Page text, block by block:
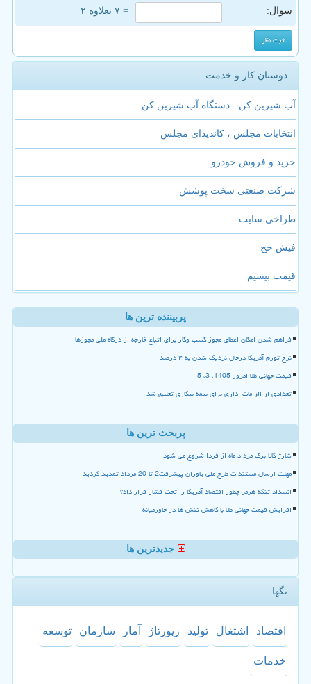
سوال: = ۷ بعلاوه ۲
دوستان کار و خدمت
آب شیرین کن - دستگاه آب شیرین کن
انتخابات مجلس ، کاندیدای مجلس
خرید و فروش خودرو
شرکت صنعتی سخت پوشش
طراحی سایت
فیش حج
قیمت بیسیم
پربیننده ترین ها
فراهم شدن امکان اعطای مجوز کسب وکار برای اتباع خارجه از درگاه ملی مجوزها
نرخ تورم آمریکا درحال نزدیک شدن به ۴ درصد
قیمت جهانی طلا امروز 1405، 3، 5
تعدادی از الزامات اداری برای بیمه بیکاری تعلیق شد
پربحث ترین ها
شارژ کالا برگ مرداد ماه از فردا شروع می شود
مهلت ارسال مستندات طرح ملی یاوران پیشرفت2 تا 20 مرداد تمدید گردید
انسداد تنگه هرمز چطور اقتصاد آمریکا را تحت فشار قرار داد؟
افزایش قیمت جهانی طلا با کاهش تنش ها در خاورمیانه
جدیدترین ها
تگها
اقتصاد اشتغال تولید رپورتاژ آمار سازمان توسعه
خدمات